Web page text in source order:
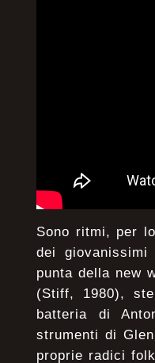
Sono ritmi, per
dei
punta della new
(Stiff, 1980),
batteria di
strumenti di
proprie radici